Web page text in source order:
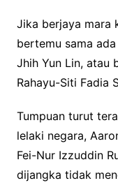
Jika berjaya mara
bertemu sama
Jhih Yun Lin, atau
Rahayu-Siti Fadia
Tumpuan turut
lelaki negara,
Fei-Nur Izzuddin
dijangka tidak